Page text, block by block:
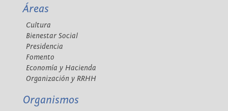
Áreas
Cultura
Bienestar Social
Presidencia
Fomento
Economía y Hacienda
Organización y RRHH
Organismos